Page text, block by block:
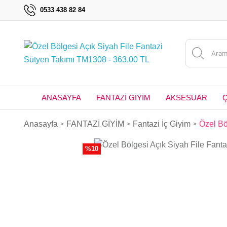
0533 438 82 84
ANASAYFA FANTAZİ GİYİM AKSESUAR
Anasayfa FANTAZİ GİYİM Fantazi İç Giyim Özel
%10